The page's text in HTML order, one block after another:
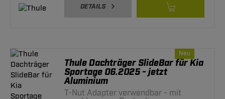
DETAILS
Neu
Thule Dachträger SlideBar für Kia
Sportage 06.2025 - jetzt
Aluminium
T-Nut Adapter verwendbar - mit